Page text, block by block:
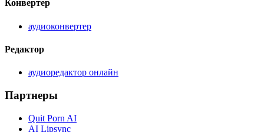
Конвертер
аудиоконвертер
Редактор
аудиоредактор онлайн
Партнеры
Quit Porn AI
AI Lipsync